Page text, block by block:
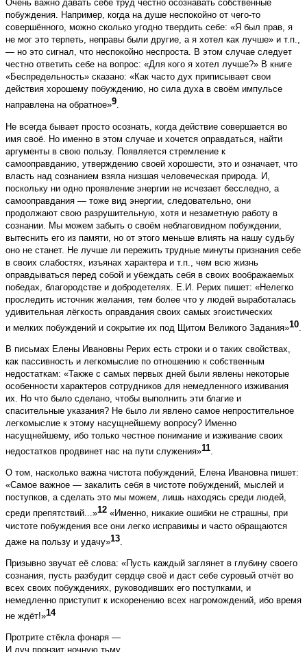
Очень важно давать себе труд честно осознавать собственные
побуждения. Например, когда на душе неспокойно от чего-то
совершённого, можно сколько угодно твердить себе: «Я был прав, я
не мог это терпеть, неправы были другие, а я хотел как лучше» и т.п.,
— но это сигнал, что неспокойно неспроста. В этом случае следует
честно ответить себе на вопрос: «Для кого я хотел лучше?» В книге
«Беспредельность» сказано: «Как часто дух приписывает свои
действия хорошему побуждению, но сила духа в своём импульсе
направлена на обратное»9.
Не всегда бывает просто осознать, когда действие совершается во
имя своё. Но именно в этом случае и хочется оправдаться, найти
аргументы в свою пользу. Появляется стремление к
самооправданию, утверждению своей хорошести, это и означает, что
власть над сознанием взяла низшая человеческая природа. И,
поскольку ни одно проявление энергии не исчезает бесследно, а
самооправдания — тоже вид энергии, следовательно, они
продолжают свою разрушительную, хотя и незаметную работу в
сознании. Мы можем забыть о своём неблаговидном побуждении,
вытеснить его из памяти, но от этого меньше влиять на нашу судьбу
оно не станет. Не лучше ли пережить трудные минуты признания себе
в своих слабостях, изъянах характера и т.п., чем всю жизнь
оправдываться перед собой и убеждать себя в своих воображаемых
победах, благородстве и добродетелях. Е.И. Рерих пишет: «Нелегко
проследить источник желания, тем более что у людей выработалась
удивительная лёгкость оправдания своих самых эго­истических
и мелких побуждений и сокрытие их под Щитом Великого Задания»10.
В письмах Елены Ивановны Рерих есть строки и о таких свойствах,
как пассивность и легкомыслие по отношению к собственным
недостаткам: «Также с самых первых дней были явлены некоторые
особенности характеров сотрудников для немедленного изживания
их. Но что было сделано, чтобы выполнить эти благие и
спасительные указания? Не было ли явлено самое непростительное
легкомыслие к этому насущнейшему вопросу? Именно
насущнейшему, ибо только честное понимание и изживание своих
недостатков продвинет нас на пути служения»11.
О том, насколько важна чистота побуждений, Елена Ивановна пишет:
«Самое важное — закалить себя в чистоте побуждений, мыслей и
поступков, а сделать это мы можем, лишь находясь среди людей,
среди препятствий...»12 «Именно, никакие ошибки не страшны, при
чистоте побуждения все они легко исправимы и часто обращаются
даже на пользу и удачу»13.
Призывно звучат её слова: «Пусть каждый заглянет в глубину своего
сознания, пусть разбудит сердце своё и даст себе суровый отчёт во
всех своих побуждениях, руководивших его поступками, и
немедленно приступит к искоренению всех нагромождений, ибо время
не ждёт!»14
Протрите стёкла фонаря —
И луч пронзит ночную тьму,